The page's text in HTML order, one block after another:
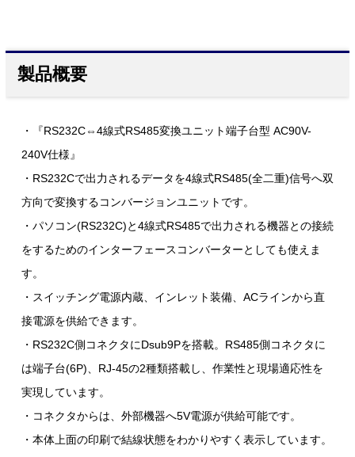
製品概要
・『RS232C⇔4線式RS485変換ユニット端子台型 AC90V-
240V仕様』
・RS232Cで出力されるデータを4線式RS485(全二重)信号へ双
方向で変換するコンバージョンユニットです。
・パソコン(RS232C)と4線式RS485で出力される機器との接続
をするためのインターフェースコンバーターとしても使えま
す。
・スイッチング電源内蔵、インレット装備、ACラインから直
接電源を供給できます。
・RS232C側コネクタにDsub9Pを搭載。RS485側コネクタに
は端子台(6P)、RJ-45の2種類搭載し、作業性と現場適応性を
実現しています。
・コネクタからは、外部機器へ5V電源が供給可能です。
・本体上面の印刷で結線状態をわかりやすく表示しています。